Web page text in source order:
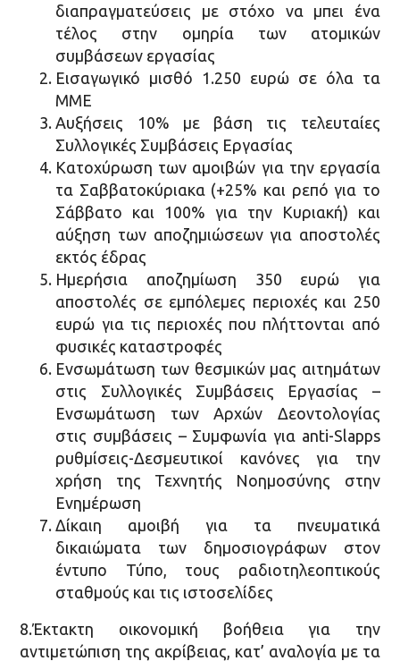
διαπραγματεύσεις με στόχο να μπει ένα
τέλος στην ομηρία των ατομικών
συμβάσεων εργασίας
Εισαγωγικό μισθό 1.250 ευρώ σε όλα τα
ΜΜΕ
Αυξήσεις 10% με βάση τις τελευταίες
Συλλογικές Συμβάσεις Εργασίας
Κατοχύρωση των αμοιβών για την εργασία
τα Σαββατοκύριακα (+25% και ρεπό για το
Σάββατο και 100% για την Κυριακή) και
αύξηση των αποζημιώσεων για αποστολές
εκτός έδρας
Ημερήσια αποζημίωση 350 ευρώ για
αποστολές σε εμπόλεμες περιοχές και 250
ευρώ για τις περιοχές που πλήττονται από
φυσικές καταστροφές
Ενσωμάτωση των θεσμικών μας αιτημάτων
στις Συλλογικές Συμβάσεις Εργασίας –
Ενσωμάτωση των Αρχών Δεοντολογίας
στις συμβάσεις – Συμφωνία για anti-Slapps
ρυθμίσεις-Δεσμευτικοί κανόνες για την
χρήση της Τεχνητής Νοημοσύνης στην
Ενημέρωση
Δίκαιη αμοιβή για τα πνευματικά
δικαιώματα των δημοσιογράφων στον
έντυπο Τύπο, τους ραδιοτηλεοπτικούς
σταθμούς και τις ιστοσελίδες
8.Έκτακτη οικονομική βοήθεια για την
αντιμετώπιση της ακρίβειας, κατ’ αναλογία με τα